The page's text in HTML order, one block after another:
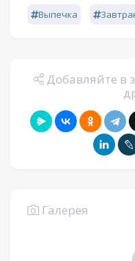
Выпечка
Добавляйте в
Галерея